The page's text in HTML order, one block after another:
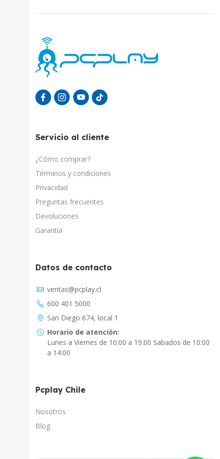
Servicio al cliente
¿Cómo comprar?
Términos y condiciones
Privacidad
Preguntas frecuentes
Devoluciones
Garantía
Datos de contacto
ventas@pcplay.cl
600 401 5000
San Diego 674, local 1
Horario de atención:
Lunes a Viernes de 10:00 a 19:00 Sabados de 10:00
a 14:00
Pcplay Chile
Nosotros
Blog
Chat con IA
PcPlay Santiago / Web
Hola soy Freddy, en que puedo ayudarte...
PcPlay Santiago / Tienda
PCPlay Osorno